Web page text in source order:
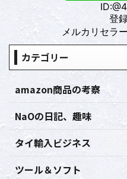
登
メルカリセラ
カテゴリー
amazon商品の考察
NaOの日記、趣味
タイ輸入ビジネス
ツール＆ソフト